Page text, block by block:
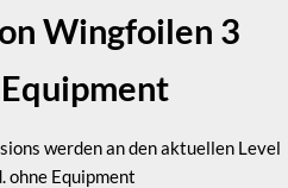
Wingfoilen 3
werden an den aktuellen Level
ohne Equipment